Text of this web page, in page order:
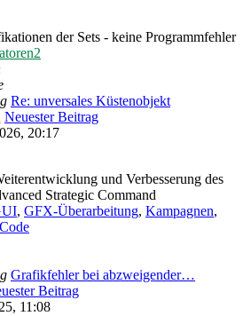
der Sets - keine Programmfehler
Re: unversales Küstenobjekt
Neuester Beitrag
20:17
und Verbesserung des
Strategic Command
, GFX-Überarbeitung, Kampagnen,
Grafikfehler bei abzweigender…
Beitrag
11:08